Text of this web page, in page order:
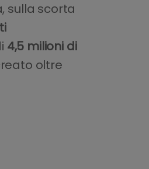
sulla scorta
4,5 milioni di
oltre